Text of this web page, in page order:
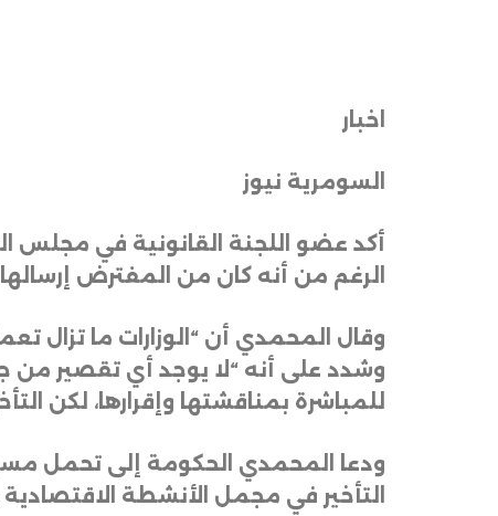
اخبار
السومرية نيوز
الرغم من أنه كان من المفترض
وقال المحمدي أن “الوزارات ما تزال
وشدد على أنه “لا يوجد أي تقصير من
للمباشرة بمناقشتها وإقرارها، لكن
ودعا المحمدي الحكومة إلى تحمل
التأخير في مجمل الأنشطة الاقتصادية